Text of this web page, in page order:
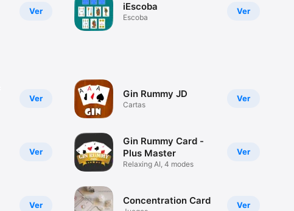
Ver Ver
iEscoba
Escoba
Ver
Ver
Ver
Ver
Gin Rummy JD
Cartas
Ver
Gin Rummy Card -
Plus Master
Relaxing AI, 4 modes
Ver
Concentration Card